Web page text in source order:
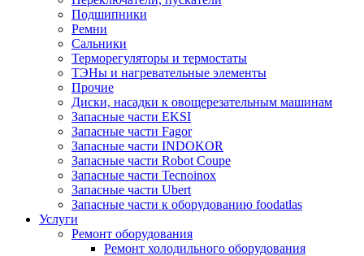
Подшипники
Ремни
Сальники
Терморегуляторы и термостаты
ТЭНы и нагревательные элементы
Прочие
Диски, насадки к овощерезательным машинам
Запасные части EKSI
Запасные части Fagor
Запасные части INDOKOR
Запасные части Robot Coupe
Запасные части Tecnoinox
Запасные части Ubert
Запасные части к оборудованию foodatlas
Услуги
Ремонт оборудования
Ремонт холодильного оборудования